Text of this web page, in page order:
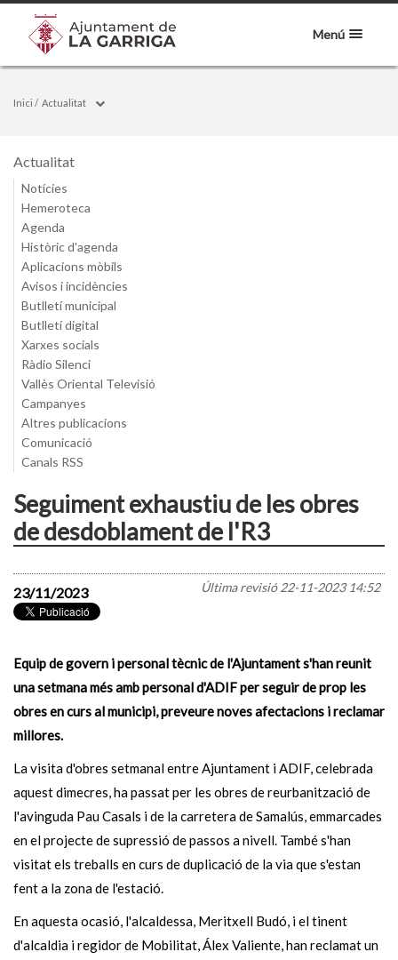
Menú
Inici / Actualitat
Actualitat
Notícies
Hemeroteca
Agenda
Històric d'agenda
Aplicacions mòbils
Avisos i incidències
Butlletí municipal
Butlletí digital
Xarxes socials
Ràdio Silenci
Vallès Oriental Televisió
Campanyes
Altres publicacions
Comunicació
Canals RSS
Seguiment exhaustiu de les obres
de desdoblament de l'R3
Última revisió22-11-2023 14:52
23/11/2023
Equip de govern i personal tècnic de l'Ajuntament s'han reunit
una setmana més amb personal d'ADIF per seguir de prop les
obres en curs al municipi, preveure noves afectacions i reclamar
millores.
La visita d'obres setmanal entre Ajuntament i ADIF, celebrada
aquest dimecres, ha passat per les obres de reurbanització de
l'avinguda Pau Casals i de la carretera de Samalús, emmarcades
en el projecte de supressió de passos a nivell. També s'han
visitat els treballs en curs de duplicació de la via que s'estan
fent a la zona de l'estació.
En aquesta ocasió, l'alcaldessa, Meritxell Budó, i el tinent
d'alcaldia i regidor de Mobilitat, Álex Valiente, han reclamat un